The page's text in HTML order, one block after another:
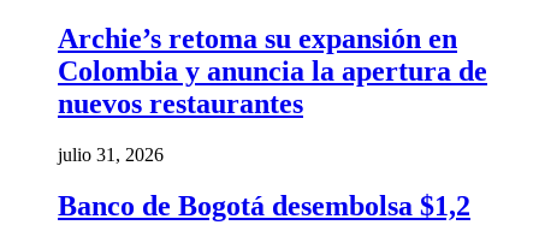
Archie’s retoma su expansión en
Colombia y anuncia la apertura de
nuevos restaurantes
julio 31, 2026
Banco de Bogotá desembolsa $1,2